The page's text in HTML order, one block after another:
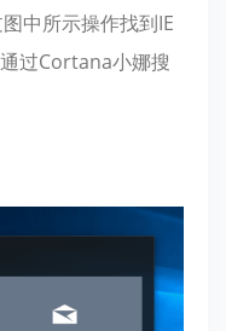
中所示操作找到IE
过Cortana小娜搜